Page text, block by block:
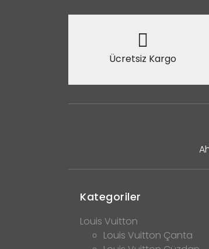
Ücretsiz Kargo
Kategoriler
Louis Vuitton
Louis Vuitton Çanta